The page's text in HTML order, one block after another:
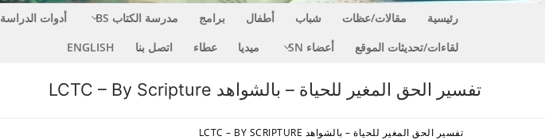
رئيسية مقالات/عظات شباب أطفال برامج مدرسة الكتاب BS أدوات الدراسة BST
لقاءات/تحديثات الموقع
أعضاء SN ميديا عطاء اتصل بنا ENGLISH
تفسير الحق المغير للحياة – بالشواهد LCTC – By Scripture
تفسير الحق المغير للحياة – بالشواهد LCTC – BY SCRIPTURE